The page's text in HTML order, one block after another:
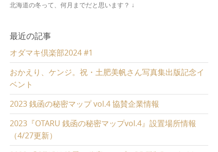
北海道の冬って、何月までだと思います？ ↓
最近の記事
オダマキ倶楽部2024 #1
おかえり、ケンジ。祝・土肥美帆さん写真集出版記念イ
ベント
2023 銭函の秘密マップ vol.4 協賛企業情報
2023『OTARU 銭函の秘密マップvol.4』設置場所情報
（4/27更新）